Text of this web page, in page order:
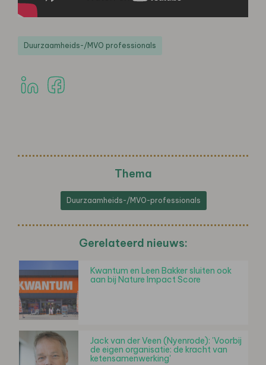
Duurzaamheids-/MVO professionals
Thema
Duurzaamheids-/MVO-professionals
Gerelateerd nieuws:
Kwantum en Leen Bakker sluiten ook
aan bij Nature Impact Score
Jack van der Veen (Nyenrode): 'Voorbij
de eigen organisatie: de kracht van
ketensamenwerking'